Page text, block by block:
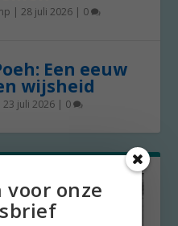
|28 juli 2026 | 0
Een eeuw
wijsheid
23 juli 2026 | 0
onze